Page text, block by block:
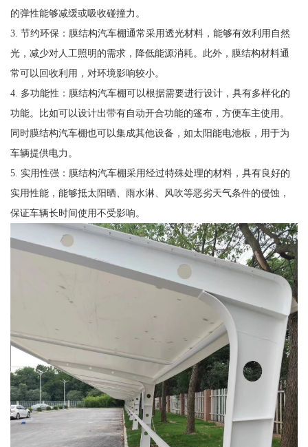
的弹性能够减缓或吸收碰撞力。
3. 节约环保：膜结构汽车棚通常采用透光材料，能够有效利用自然
光，减少对人工照明的需求，降低能源消耗。此外，膜结构材料通
常可以回收利用，对环境影响较小。
4. 多功能性：膜结构汽车棚可以根据需要进行设计，具有多样化的
功能。比如可以设计出带有自动开合功能的篷布，方便车主使用。
同时膜结构汽车棚也可以集成其他设备，如太阳能电池板，用于为
车辆提供电力。
5. 实用性强：膜结构汽车棚采用经过特殊处理的材料，具有良好的
实用性能，能够抵太阳晒、雨水淋、风吹等恶劣天气条件的侵蚀，
保证车辆长时间使用不受影响。